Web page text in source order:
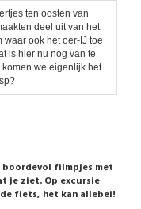
ten oosten van
deel uit van het
waar ook het oer-IJ toe
is hier nu nog van te
we eigenlijk het
filmpjes met
je ziet. Op excursie
fiets, het kan allebei!